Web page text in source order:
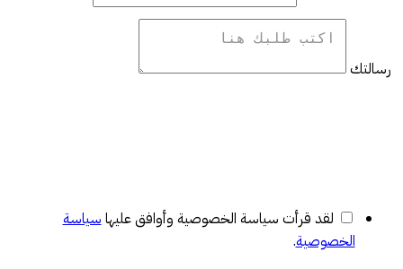
رسالتك
لقد قرأت سياسة الخصوصية وأوافق عليها سياسة
الخصوصية.